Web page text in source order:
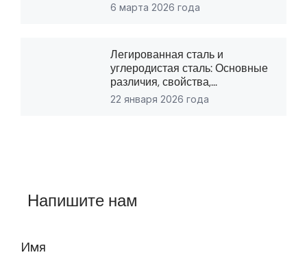
6 марта 2026 года
Легированная сталь и
углеродистая сталь: Основные
различия, свойства,...
22 января 2026 года
Напишите нам
Имя